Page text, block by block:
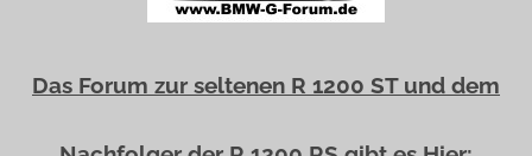
Das Forum zur seltenen R 1200 ST und dem